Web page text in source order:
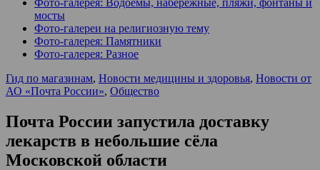
Фото-галерея: Водоемы, набережные, пляжи, фонтаны и
мосты
Фото-галереи на религиозную тему
Фото-галерея: Памятники
Фото-галерея: Разное
Гид по магазинам, Новости медицины и здоровья, Новости от
АО «Почта России», Общество
Почта России запустила доставку
лекарств в небольшие сёла
Московской области